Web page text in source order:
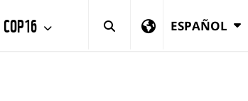
COP16 ESPAÑOL